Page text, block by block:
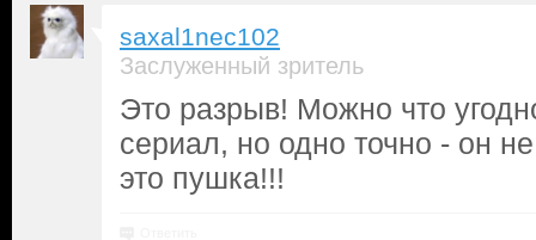
saxal1nec102
Заслуженный зритель
Это разрыв! Можно что
сериал, но одно точно - он
это пушка!!!